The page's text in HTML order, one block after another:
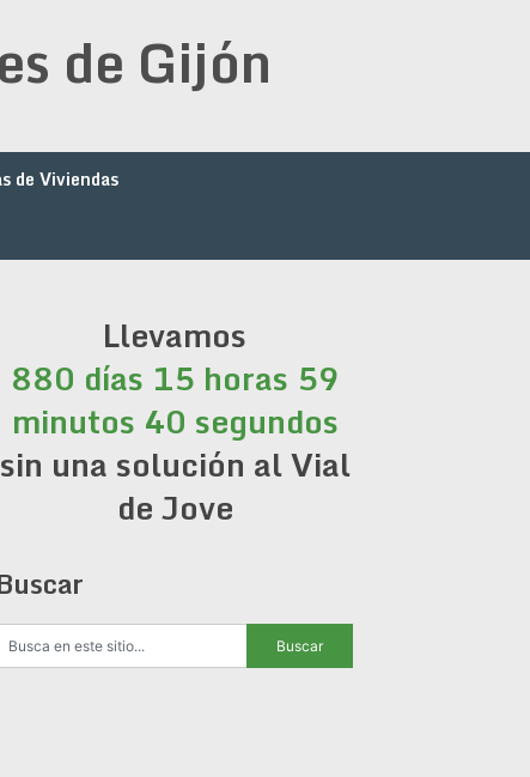
de Gijón
de Viviendas
Llevamos
880 días 15 horas 59
minutos 40 segundos
sin una solución al Vial
de Jove